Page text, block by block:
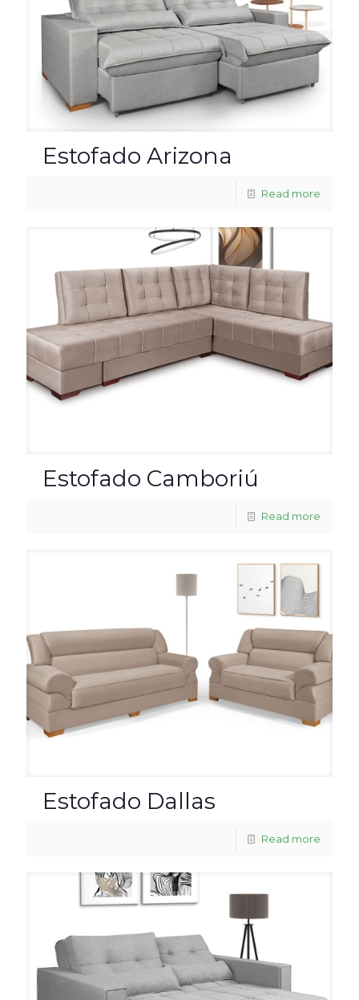
Estofado Arizona
Read more
Estofado Camboriú
Read more
Estofado Dallas
Read more